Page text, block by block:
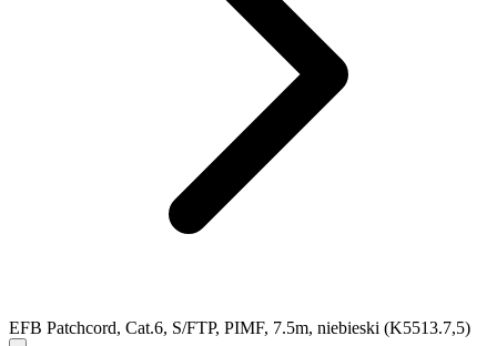
EFB Patchcord, Cat.6, S/FTP, PIMF, 7.5m, niebieski (K5513.7,5)